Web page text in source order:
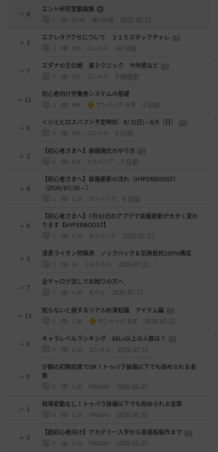
8
エント研究室動画集
1 32.4K 黒い砂漠 2021.05.12
1
エクレタアクセについて ３１５スタックチャレ
2 105 エレメル 34 分前
7
エダナの王位戦 裏テクニック や所感など
0 325 エレメル 3 時間前
11
初心者向け労働者システムの基礎
1 485 ザンナック-日本 3 日前
9
＜ジェピロスバフ＞予定時刻 8/ 2(日)～8/9（日）
0 759 エレメル 6 日前
2
【初心者さまへ】装備強化のやり方
0 813 セルベリア 7 日前
9
【初心者さまへ】装備更新の流れ（HYPERBOOST）
（2026/07/30～）
1 1.1K セルベリア 8 日前
6
【初心者さまへ】7月30日のアプデで装備更新が大きく変わ
ります【HYPERBOOST】
1 1.1K セルベリア 2026.07.27
2
漆黒ライオン狩猟用 ノックバック＆気絶抵抗100%構成
1 1K ふぁちゃん 2026.07.21
7
全チャログ流しでお困りの方へ
1 1.1K もかふ 2026.07.17
13
知らないと損するリアル砂漠知識 アイテム編
0 1.3K ザンナック-日本 2026.07.12
0
キャラレベルランキング 68Lv以上の人数は？
0 1.1K エレメル 2026.07.11
0
少額の初期投資でOK！トゥバラ装備以下でも始められる金
策
0 1.2K FRESIA3 2026.06.25
1
相場変動なし！トゥバラ装備以下でも始められる金策
0 1.1K FRESIA3 2026.06.25
0
【超初心者向け】アカデミー入学から貿易船製作まで
0 1.1K FRESIA3 2026.06.25